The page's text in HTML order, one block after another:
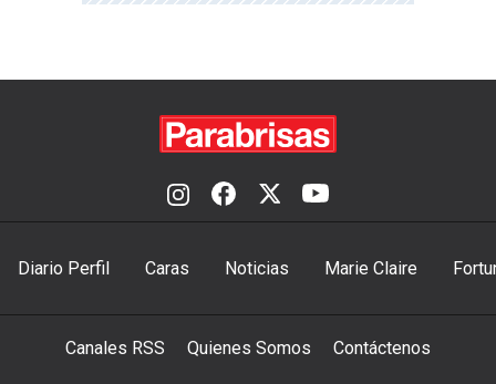
Diario Perfil Caras Noticias Marie Claire
Canales RSS Quienes Somos Contáctenos